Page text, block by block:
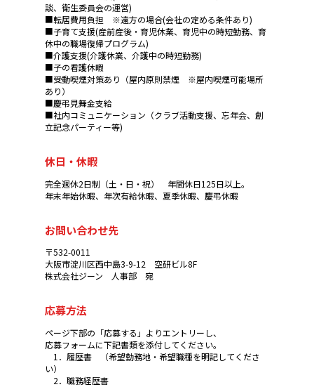
談、衛生委員会の運営)
■転居費用負担 ※遠方の場合(会社の定める条件あり)
■子育て支援(産前産後・育児休業、育児中の時短勤務、育
休中の職場復帰プログラム)
■介護支援(介護休業、介護中の時短勤務)
■子の看護休暇
■受動喫煙対策あり（屋内原則禁煙 ※屋内喫煙可能場所
あり）
■慶弔見舞金支給
■社内コミュニケーション（クラブ活動支援、忘年会、創
立記念パーティー等)
休日・休暇
完全週休2日制（土・日・祝） 年間休日125日以上。
年末年始休暇、年次有給休暇、夏季休暇、慶弔休暇
お問い合わせ先
〒532-0011
大阪市淀川区西中島3-9-12 空研ビル8F
株式会社ジーン 人事部 宛
応募方法
ページ下部の「応募する」よりエントリーし、
応募フォームに下記書類を添付してください。
1．履歴書 （希望勤務地・希望職種を明記してくださ
い）
2．職務経歴書